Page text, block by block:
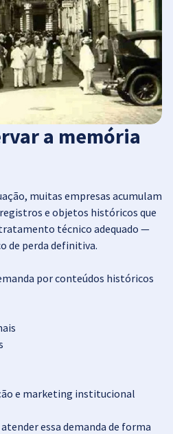
a memória
muitas empresas acumulam
e objetos históricos que
técnico adequado —
de perda definitiva.
por conteúdos históricos
e marketing institucional
essa demanda de forma